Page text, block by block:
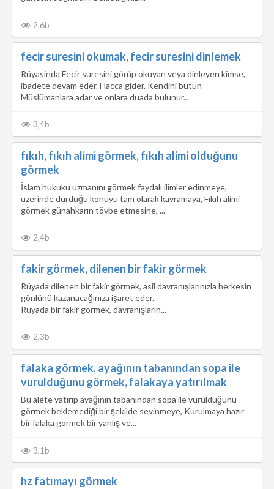
2,6b
fecir suresini okumak, fecir suresini dinlemek
Rüyasinda Fecir suresini görüp okuyan veya dinleyen kimse,
ibadete devam eder. Hacca gider. Kendini bütün
Müslümanlara adar ve onlara duada bulunur...
3,4b
fıkıh, fıkıh alimi görmek, fıkıh alimi olduğunu
görmek
İslam hukuku uzmanını görmek faydalı ilimler edinmeye,
üzerinde durduğu konuyu tam olarak kavramaya, Fıkıh alimi
görmek günahkarın tövbe etmesine, ...
2,4b
fakir görmek, dilenen bir fakir görmek
Rüyada dilenen bir fakir görmek, asil davranışlarınızla herkesin
gönlünü kazanacağınıza işaret eder.
Rüyada bir fakir görmek, davranışların...
2,3b
falaka görmek, ayağının tabanından sopa ile
vurulduğunu görmek, falakaya yatırılmak
Bu alete yatırıp ayağının tabanından sopa ile vurulduğunu
görmek beklemediği bir şekilde sevinmeye, Kurulmaya hazır
bir falaka görmek bir yanlış ve...
3,1b
hz fatımayı görmek